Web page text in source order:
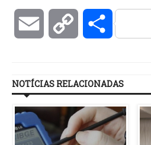
Email Copy
NOTÍCIAS RELACIONADAS